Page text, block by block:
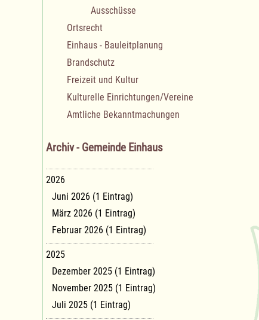
Ausschüsse
Ortsrecht
Einhaus - Bauleitplanung
Brandschutz
Freizeit und Kultur
Kulturelle Einrichtungen/Vereine
Amtliche Bekanntmachungen
Archiv - Gemeinde Einhaus
2026
Juni 2026 (1 Eintrag)
März 2026 (1 Eintrag)
Februar 2026 (1 Eintrag)
2025
Dezember 2025 (1 Eintrag)
November 2025 (1 Eintrag)
Juli 2025 (1 Eintrag)